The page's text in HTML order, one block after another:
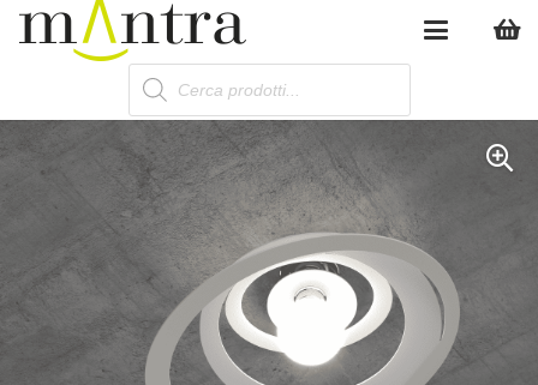
Products
search